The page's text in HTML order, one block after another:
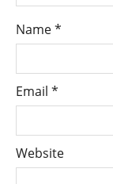
Name*
Email *
Website